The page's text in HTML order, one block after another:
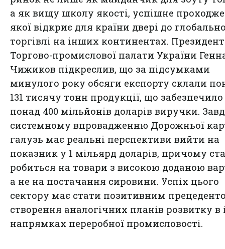
а як вищу школу якості, успішне
якої відкриє для країни двері до
торгівлі на інших континентах. Президент
Торгово-промислової палати України
Чижиков підкреслив, що за підсумками
минулого року обсяги експорту склали
131 тисячу тонн продукції, що забезпечило
понад 400 мільйонів доларів виручки.
системному впровадженню Дорожньої
галузь має реальні перспективи вийти на
показник у 1 мільярд доларів, причому
робиться на товари з високою доданою
а не на постачання сировини. Успіх цього
сектору має стати позитивним
створення аналогічних планів розвитку
напрямках переробної промисловості.